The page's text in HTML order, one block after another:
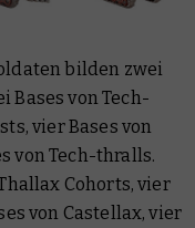
bilden zwei
Bases von Tech-
vier Bases von
von Tech-thralls.
Cohorts, vier
von Castellax, vier